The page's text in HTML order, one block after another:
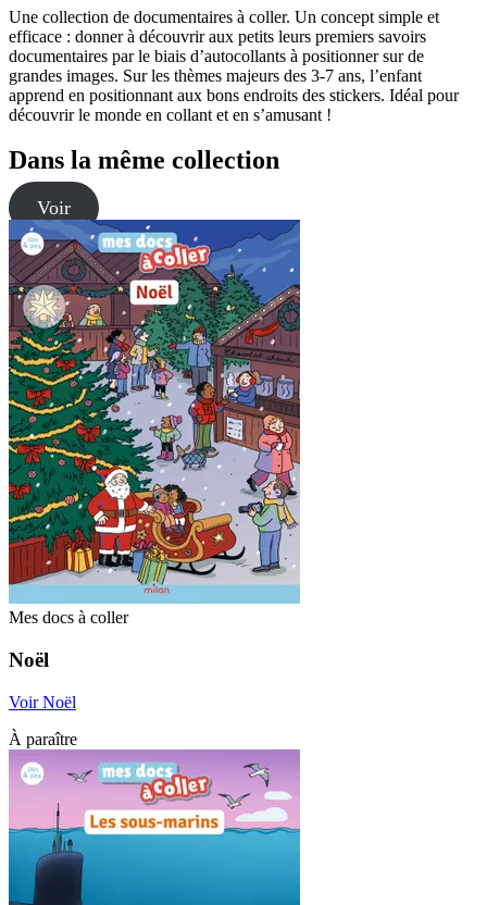
Une collection de documentaires à coller. Un concept simple et
efficace : donner à découvrir aux petits leurs premiers savoirs
documentaires par le biais d’autocollants à positionner sur de
grandes images. Sur les thèmes majeurs des 3-7 ans, l’enfant
apprend en positionnant aux bons endroits des stickers. Idéal pour
découvrir le monde en collant et en s’amusant !
Dans la même collection
Voir
Mes docs à coller
Noël
Voir Noël
À paraître